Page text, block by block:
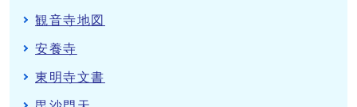
観音寺地図
安養寺
東明寺文書